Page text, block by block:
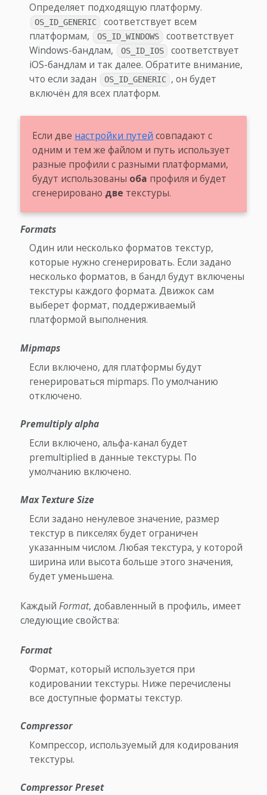
Определяет подходящую платформу.
OS_ID_GENERIC
соответствует всем
платформам,
OS_ID_WINDOWS
соответствует
Windows-бандлам,
OS_ID_IOS
соответствует
iOS-бандлам и так далее. Обратите внимание,
что если задан
OS_ID_GENERIC , он будет
включён для всех платформ.
Если две настройки путей совпадают с
одним и тем же файлом и путь использует
разные профили с разными платформами,
будут использованы оба профиля и будет
сгенерировано две текстуры.
Formats
Один или несколько форматов текстур,
которые нужно сгенерировать. Если задано
несколько форматов, в бандл будут включены
текстуры каждого формата. Движок сам
выберет формат, поддерживаемый
платформой выполнения.
Mipmaps
Если включено, для платформы будут
генерироваться mipmaps. По умолчанию
отключено.
Premultiply alpha
Если включено, альфа-канал будет
premultiplied в данные текстуры. По
умолчанию включено.
Max Texture Size
Если задано ненулевое значение, размер
текстур в пикселях будет ограничен
указанным числом. Любая текстура, у которой
ширина или высота больше этого значения,
будет уменьшена.
Каждый Format, добавленный в профиль, имеет
следующие свойства:
Format
Формат, который используется при
кодировании текстуры. Ниже перечислены
все доступные форматы текстур.
Compressor
Компрессор, используемый для кодирования
текстуры.
Compressor Preset